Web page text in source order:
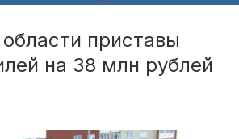
приставы
на 38 млн рублей